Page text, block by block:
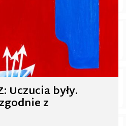
Uczucia były.
z